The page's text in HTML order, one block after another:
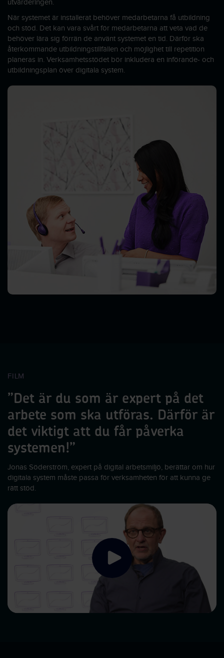
utvärderingen.
När systemet är installerat behöver medarbetarna få utbildning
och stöd. Det kan vara svårt för medarbetarna att veta vad de
behöver lära sig förrän de använt systemet en tid. Därför ska
återkommande utbildningstillfällen och möjlighet till repetition
planeras in. Verksamhetsstödet bör inkludera en införande- och
utbildningsplan över digitala system.
FILM
”Det är du som är expert på det
arbete som ska utföras. Därför är
det viktigt att du får påverka
systemen!”
Jonas Söderström, expert på digital arbetsmiljö, berättar om hur
digitala system måste passa för verksamheten för att kunna ge
rätt stöd.